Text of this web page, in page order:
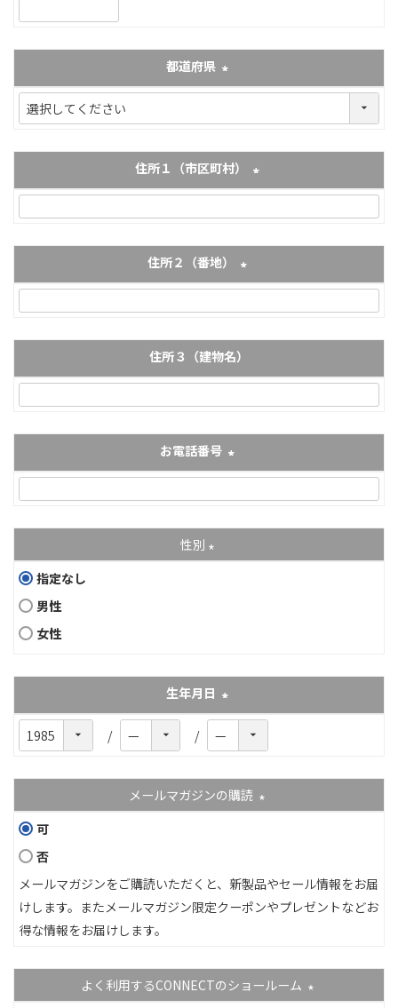
都道府県
(必須)
住所１（市区町村）
(必須)
住所２（番地）
(必須)
住所３（建物名）
お電話番号
(必須)
性別
指定なし
男性
女性
生年月日
(必須)
メールマガジンの購読
可
否
メールマガジンをご購読いただくと、新製品やセール情報をお届
けします。またメールマガジン限定クーポンやプレゼントなどお
得な情報をお届けします。
よく利用するCONNECTのショールーム